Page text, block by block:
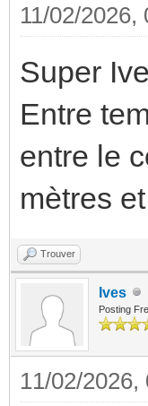
11/02/2026,
Super
Entre
entre le
mètres
Trouver
Ives
Posting
11/02/2026,